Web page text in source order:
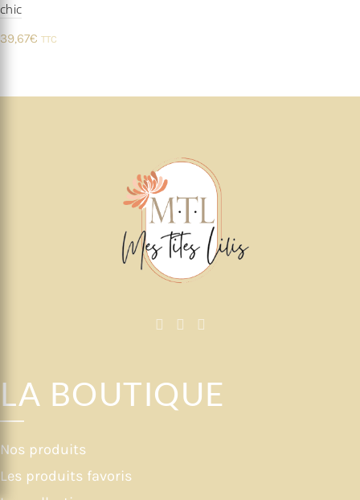
chic
39,67€ TTC
LA BOUTIQUE
Nos produits
Les produits favoris